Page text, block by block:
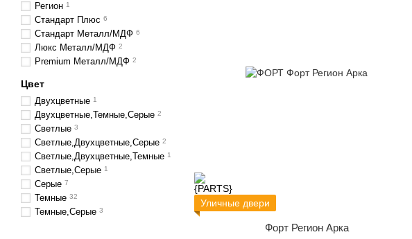
Уличные двери
Форт Регион Арка
Регион 1
Стандарт Плюс 6
Стандарт Металл/МДФ 6
Люкс Металл/МДФ 2
Premium Металл/МДФ 2
Цвет
Двухцветные 1
Двухцветные,Темные,Серые 2
Светлые 3
Светлые,Двухцветные,Серые 2
Светлые,Двухцветные,Темные 1
Светлые,Серые 1
Серые 7
Темные 32
Темные,Серые 3